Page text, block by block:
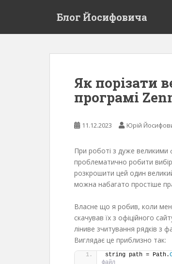
Блог Йосифовича
Як порізати
програмі
11.12.2023 Юрій
При роботі з дуже великими
проблематично робити
розкрошити цей один
можна набагато простіше
Власне що я робив, коли
скачував їх з офіційного
ліниве зчитування рядків з
Виглядає це приблизно так:
string path = Path.
файл